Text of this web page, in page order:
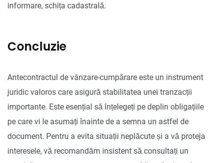
informare, schița cadastrală.
Concluzie
Antecontractul de vânzare-cumpărare este un instrument
juridic valoros care asigură stabilitatea unei tranzacții
importante. Este esențial să înțelegeți pe deplin obligațiile
pe care vi le asumați înainte de a semna un astfel de
document. Pentru a evita situații neplăcute și a vă proteja
interesele, vă recomandăm insistent să consultați un